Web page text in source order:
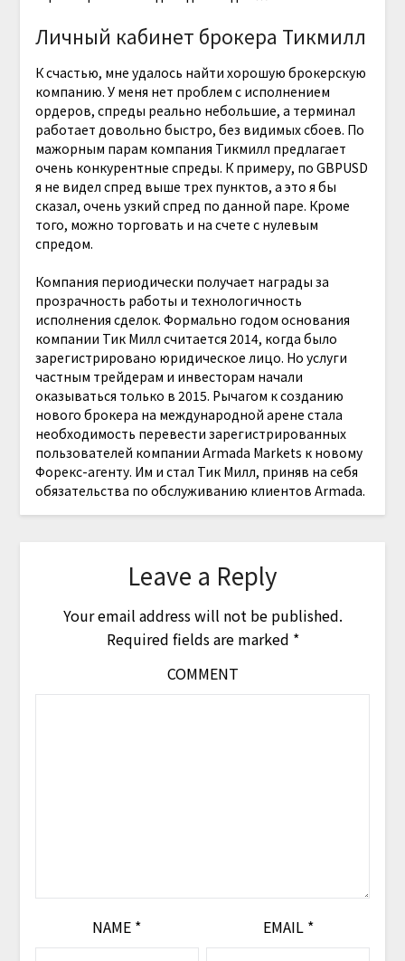
Личный кабинет брокера Тикмилл
К счастью, мне удалось найти хорошую брокерскую
компанию. У меня нет проблем с исполнением
ордеров, спреды реально небольшие, а терминал
работает довольно быстро, без видимых сбоев. По
мажорным парам компания Тикмилл предлагает
очень конкурентные спреды. К примеру, по GBPUSD
я не видел спред выше трех пунктов, а это я бы
сказал, очень узкий спред по данной паре. Кроме
того, можно торговать и на счете с нулевым
спредом.
Компания периодически получает награды за
прозрачность работы и технологичность
исполнения сделок. Формально годом основания
компании Тик Милл считается 2014, когда было
зарегистрировано юридическое лицо. Но услуги
частным трейдерам и инвесторам начали
оказываться только в 2015. Рычагом к созданию
нового брокера на международной арене стала
необходимость перевести зарегистрированных
пользователей компании Armada Markets к новому
Форекс-агенту. Им и стал Тик Милл, приняв на себя
обязательства по обслуживанию клиентов Armada.
Leave a Reply
Your email address will not be published.
Required fields are marked *
COMMENT
NAME * EMAIL *